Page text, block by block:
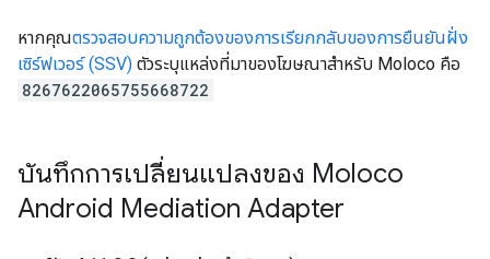
หากคุณตรวจสอบความถูกต้องของการเรียกกลับของการยืนยันฝั่ง
เซิร์ฟเวอร์ (SSV) ตัวระบุแหล่งที่มาของโฆษณาสำหรับ Moloco คือ
8267622065755668722
บันทึกการเปลี่ยนแปลงของ Moloco
Android Mediation Adapter